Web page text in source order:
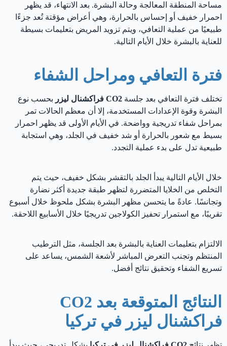
مساحة المنطقة المعالجة وحالة البشرة. بعد الانتهاء، قد يظهر
احمرار خفيف أو إحساس بالحرارة، وهي أعراض مؤقتة تُعد جزءًا
طبيعيًا من عملية التعافي، ويتم تزويد المريض بتعليمات بسيطة
للعناية بالبشرة خلال الأيام التالية.
فترة التعافي ومراحل الشفاء
تختلف فترة التعافي بعد جلسة CO2 فراكشنال ليزر
بحسب نوع
البشرة وقوة الإعدادات المستخدمة، إلا أن معظم الحالات تمر
بمراحل شفاء تدريجية وواضحة. في الأيام الأولى قد يظهر احمرار
بسيط مع شعور بالحرارة أو شد خفيف في الجلد، وهي استجابة
طبيعية تدل على بدء عملية التجدد.
خلال الأيام التالية يبدأ الجلد بالتقشر بشكل خفيف، حيث يتم
التخلص من الخلايا المتضررة لتظهر طبقة جديدة أكثر نضارة
وتجانسًا. عادةً ما يتحسن مظهر البشرة بشكل ملحوظ خلال أسبوع
تقريبًا، مع استمرار تحفيز الكولاجين تدريجيًا خلال الأسابيع اللاحقة.
الالتزام بتعليمات العناية بالبشرة بعد الجلسة، مثل الترطيب
المنتظم وتجنب التعرض المباشر لأشعة الشمس، يساعد على
تسريع الشفاء وتحقيق نتائج أفضل.
النتائج المتوقعة بعد CO2
فراكشنال ليزر في تركيا